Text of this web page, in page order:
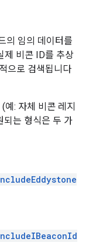
의 임의 데이터를
제 비콘 ID를 추상
으로 검색됩니다
: 자체 비콘 레지
되는 형식은 두 가